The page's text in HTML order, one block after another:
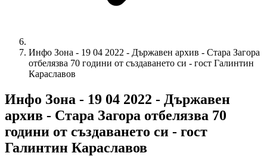
Инфо Зона - 19 04 2022 - Държавен архив - Стара Загора
отбелязва 70 години от създаването си - гост Галинтин
Караславов
Инфо Зона - 19 04 2022 - Държавен
архив - Стара Загора отбелязва 70
години от създаването си - гост
Галинтин Караславов